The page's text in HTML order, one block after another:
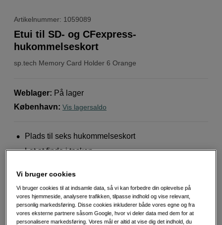
Artikelnummer: 1059089
sp.tech Memory Card Holder 6 Orange
Etui til SD- og CFexpress-
hukommelseskort
Weblager: På lager
København: Vis lagersaldo
Plads til seks hukommelseskort
Let at finde i tasken
Mere information
Vælg farve
Vi bruger cookies
Vi bruger cookies til at indsamle data, så vi kan forbedre din oplevelse på
vores hjemmeside, analysere trafikken, tilpasse indhold og vise relevant,
personlig markedsføring. Disse cookies inkluderer både vores egne og fra
vores eksterne partnere såsom Google, hvor vi deler data med dem for at
personalisere markedsføring. Vores mål er altid at vise dig det indhold, du